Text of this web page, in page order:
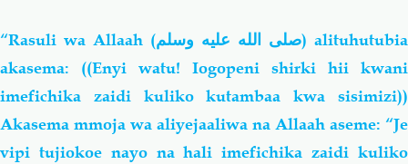
“Rasuli wa Allaah (صلى الله عليه وسلم) alituhutubia
akasema: ((Enyi watu! Iogopeni shirki hii kwani
imefichika zaidi kuliko kutambaa kwa sisimizi))
Akasema mmoja wa aliyejaaliwa na Allaah aseme: “Je
vipi tujiokoe nayo na hali imefichika zaidi kuliko